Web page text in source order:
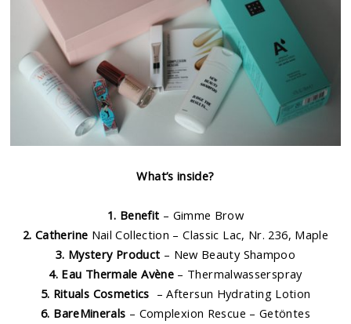
What’s inside?
1. Benefit – Gimme Brow
2. Catherine Nail Collection – Classic Lac, Nr. 236, Maple
3. Mystery Product – New Beauty Shampoo
4. Eau Thermale Avène– Thermalwasserspray
5. Rituals Cosmetics – Aftersun Hydrating Lotion
6. BareMinerals – Complexion Rescue – Getöntes